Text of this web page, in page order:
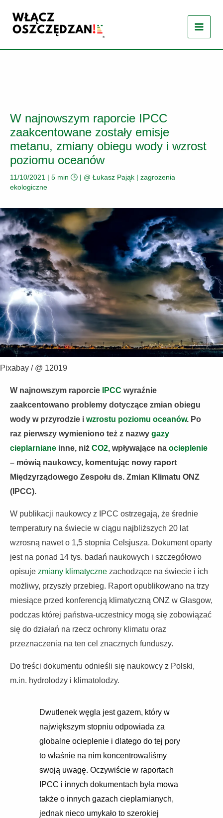
treści
W najnowszym raporcie IPCC
zaakcentowane zostały emisje
metanu, zmiany obiegu wody i wzrost
poziomu oceanów
11/10/2021 | 5 min 🕒 | @ Łukasz Pająk | zagrożenia
ekologiczne
Pixabay / @ 12019
W najnowszym raporcie IPCC wyraźnie
zaakcentowano problemy dotyczące zmian obiegu
wody w przyrodzie i wzrostu poziomu oceanów. Po
raz pierwszy wymieniono też z nazwy gazy
cieplarniane inne, niż CO2, wpływające na ocieplenie
– mówią naukowcy, komentując nowy raport
Międzyrządowego Zespołu ds. Zmian Klimatu ONZ
(IPCC).
W publikacji naukowcy z IPCC ostrzegają, że średnie
temperatury na świecie w ciągu najbliższych 20 lat
wzrosną nawet o 1,5 stopnia Celsjusza. Dokument oparty
jest na ponad 14 tys. badań naukowych i szczegółowo
opisuje zmiany klimatyczne zachodzące na świecie i ich
możliwy, przyszły przebieg. Raport opublikowano na trzy
miesiące przed konferencją klimatyczną ONZ w Glasgow,
podczas której państwa-uczestnicy mogą się zobowiązać
się do działań na rzecz ochrony klimatu oraz
przeznaczenia na ten cel znacznych funduszy.
Do treści dokumentu odnieśli się naukowcy z Polski,
m.in. hydrolodzy i klimatolodzy.
Dwutlenek węgla jest gazem, który w
największym stopniu odpowiada za
globalne ocieplenie i dlatego do tej pory
to właśnie na nim koncentrowaliśmy
swoją uwagę. Oczywiście w raportach
IPCC i innych dokumentach była mowa
także o innych gazach cieplarnianych,
jednak nieco umykało to szerokiej